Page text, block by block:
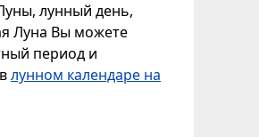
лунный день,
Луна Вы можете
период и
лунном календаре на